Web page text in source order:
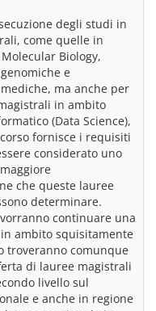
degli studi in
come quelle in
Biology,
e
ma anche per
in ambito
(Data Science),
fornisce i requisiti
considerato uno
che queste lauree
determinare.
continuare una
ambito squisitamente
troveranno comunque
di lauree magistrali
livello sul
e anche in regione